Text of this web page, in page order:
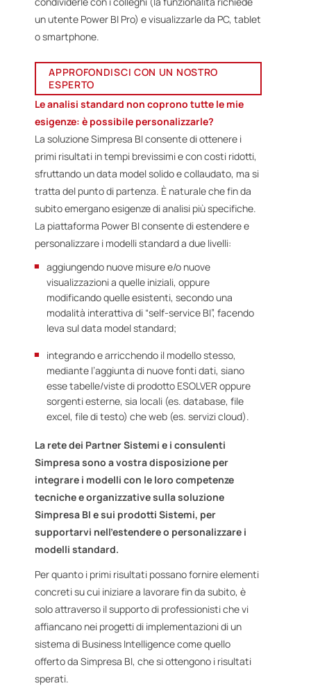
un utente Power BI Pro) e visualizzarle da PC, tablet
o smartphone.
APPROFONDISCI CON UN NOSTRO
ESPERTO
Le analisi standard non coprono tutte le mie
esigenze: è possibile personalizzarle?
La soluzione Simpresa BI consente di ottenere i
primi risultati in tempi brevissimi e con costi ridotti,
sfruttando un data model solido e collaudato, ma si
tratta del punto di partenza. È naturale che fin da
subito emergano esigenze di analisi più specifiche.
La piattaforma Power BI consente di estendere e
personalizzare i modelli standard a due livelli:
aggiungendo nuove misure e/o nuove
visualizzazioni a quelle iniziali, oppure
modificando quelle esistenti, secondo una
modalità interattiva di “self-service BI”, facendo
leva sul data model standard;
integrando e arricchendo il modello stesso,
mediante l’aggiunta di nuove fonti dati, siano
esse tabelle/viste di prodotto ESOLVER oppure
sorgenti esterne, sia locali (es. database, file
excel, file di testo) che web (es. servizi cloud).
La rete dei Partner Sistemi e i consulenti
Simpresa sono a vostra disposizione per
integrare i modelli con le loro competenze
tecniche e organizzative sulla soluzione
Simpresa BI e sui prodotti Sistemi, per
supportarvi nell’estendere o personalizzare i
modelli standard.
Per quanto i primi risultati possano fornire elementi
concreti su cui iniziare a lavorare fin da subito, è
solo attraverso il supporto di professionisti che vi
affiancano nei progetti di implementazioni di un
sistema di Business Intelligence come quello
offerto da Simpresa BI, che si ottengono i risultati
sperati.